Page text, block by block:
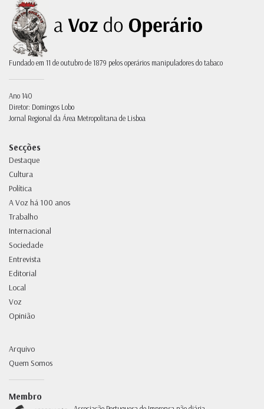
Fundado em 11 de outubro de 1879 pelos operários manipuladores do tabaco
Ano 140
Diretor: Domingos Lobo
Jornal Regional da Área Metropolitana de Lisboa
Secções
Destaque
Cultura
Política
A Voz há 100 anos
Trabalho
Internacional
Sociedade
Entrevista
Editorial
Local
Voz
Opinião
Arquivo
Quem Somos
Membro